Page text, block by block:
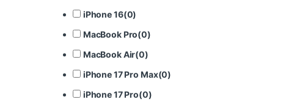
iPhone 16(0)
MacBook Pro(0)
MacBook Air(0)
iPhone 17 Pro Max(0)
iPhone 17 Pro(0)